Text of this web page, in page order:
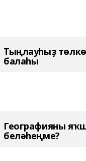
Тыңлауһыҙ төлкө
балаһы
Географияны
беләһеңме?